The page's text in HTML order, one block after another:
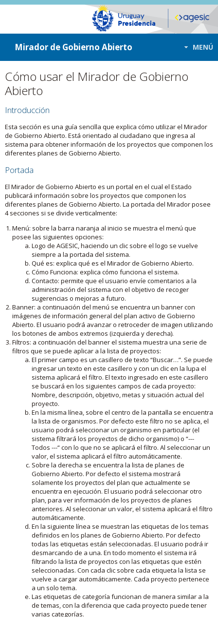
ir a contenido
ir al menú
Mirador de Gobierno Abierto MENÚ
Cómo usar el Mirador de Gobierno
Abierto
Introducción
Esta sección es una guía sencilla que explica cómo utilizar el Mirador
de Gobierno Abierto. Está orientado al ciudadano que ingresa al
sistema para obtener información de los proyectos que componen los
diferentes planes de Gobierno Abierto.
Portada
El Mirador de Gobierno Abierto es un portal en el cual el Estado
publicará información sobre los proyectos que componen los
diferentes planes de Gobierno Abierto. La portada del Mirador posee
4 secciones si se divide verticalmente:
Menú: sobre la barra naranja al inicio se muestra el menú que
posee las siguientes opciones:
Logo de AGESIC, haciendo un clic sobre el logo se vuelve
siempre a la portada del sistema.
Qué es: explica qué es el Mirador de Gobierno Abierto.
Cómo Funciona: explica cómo funciona el sistema.
Contacto: permite que el usuario envíe comentarios a la
administración del sistema con el objetivo de recoger
sugerencias o mejoras a futuro.
Banner: a continuación del menú se encuentra un banner con
imágenes de información general del plan activo de Gobierno
Abierto. El usuario podrá avanzar o retroceder de imagen utilizando
los botones de ambos extremos (izquierda y derecha).
Filtros: a continuación del banner el sistema muestra una serie de
filtros que se puede aplicar a la lista de proyectos:
El primer campo es un casillero de texto “Buscar…”. Se puede
ingresar un texto en este casillero y con un clic en la lupa el
sistema aplicará el filtro. El texto ingresado en este casillero
se buscará en los siguientes campos de cada proyecto:
Nombre, descripción, objetivo, metas y situación actual del
proyecto.
En la misma línea, sobre el centro de la pantalla se encuentra
la lista de organismos. Por defecto este filtro no se aplica, el
usuario podrá seleccionar un organismo en particular (el
sistema filtrará los proyectos de dicho organismo) o “---
Todos ---“ con lo que no se aplicará el filtro. Al seleccionar un
valor, el sistema aplicará el filtro automáticamente.
Sobre la derecha se encuentra la lista de planes de
Gobierno Abierto. Por defecto el sistema mostrará
solamente los proyectos del plan que actualmente se
encuentra en ejecución. El usuario podrá seleccionar otro
plan, para ver información de los proyectos de planes
anteriores. Al seleccionar un valor, el sistema aplicará el filtro
automáticamente.
En la siguiente línea se muestran las etiquetas de los temas
definidos en los planes de Gobierno Abierto. Por defecto
todas las etiquetas están seleccionadas. El usuario podrá ir
desmarcando de a una. En todo momento el sistema irá
filtrando la lista de proyectos con las etiquetas que estén
seleccionadas. Con cada clic sobre cada etiqueta la lista se
vuelve a cargar automáticamente. Cada proyecto pertenece
a un solo tema.
Las etiquetas de categoría funcionan de manera similar a la
de temas, con la diferencia que cada proyecto puede tener
varias categorías.